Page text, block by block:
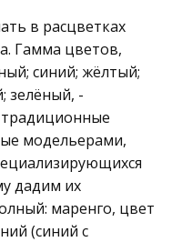
предприятия,
география
разреза по
строение только
является
горных
карты н
земель
в расцветках
Гамма цветов,
синий; жёлтый;
зелёный, -
традиционные
модельерами,
дадим их
маренго, цвет
(синий с